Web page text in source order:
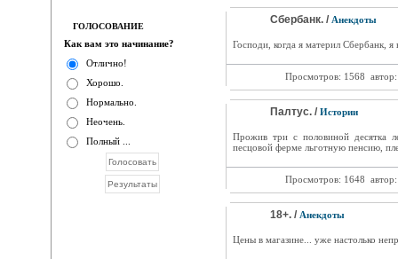
ГОЛОСОВАНИЕ
Как вам это начинание?
Отлично!
Хорошо.
Нормально.
Неочень.
Полный ...
Сбербанк. / Анекдоты
Господи, когда я материл Сбербанк, я
Просмотров: 1568
Палтус. / Истории
Прожив три с половиной десятка
песцовой ферме льготную пенсию,
Просмотров: 1648
18+. / Анекдоты
Цены в магазине... уже настолько